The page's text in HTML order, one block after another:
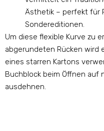
Ästhetik – perfekt für
Sondereditionen.
Um diese flexible Kurve zu
abgerundeten Rücken wird
eines starren Kartons
Buchblock beim Öffnen auf
ausdehnen.